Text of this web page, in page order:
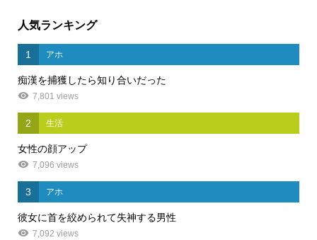
人気ランキング
1 アホ
痴漢を捕獲したら知り合いだった
7,801 views
2 生活
女性の顔アップ
7,096 views
3 アホ
彼女に首を絞められて失神する男性
7,092 views